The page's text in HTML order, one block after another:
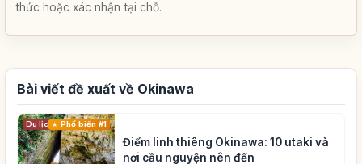
thức hoặc xác nhận tại chỗ.
Bài viết đề xuất về Okinawa
Du lịch Phổ biến #1
Điểm linh thiêng Okinawa: 10 utaki và
nơi cầu nguyện nên đến